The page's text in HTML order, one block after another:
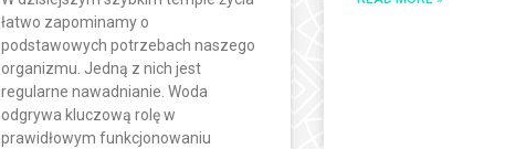
łatwo zapominamy o
podstawowych potrzebach naszego
organizmu. Jedną z nich jest
regularne nawadnianie. Woda
odgrywa kluczową rolę w
prawidłowym funkcjonowaniu